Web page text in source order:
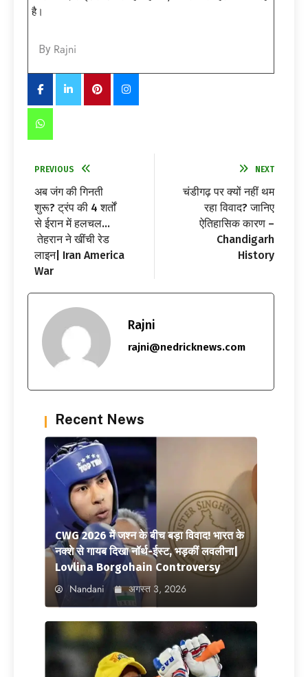
है।
By Rajni
PREVIOUS
अब जंग की गिनती
शुरू? ट्रंप की 4 शर्तों
से ईरान में हलचल…
तेहरान ने खींची रेड
लाइन| Iran America
War
NEXT
चंडीगढ़ पर क्यों नहीं थम
रहा विवाद? जानिए
ऐतिहासिक कारण –
Chandigarh
History
Rajni
rajni@nedricknews.com
Recent News
CWG 2026 में जश्न के बीच बड़ा विवाद! भारत के
नक्शे से गायब दिखा नॉर्थ-ईस्ट, भड़कीं लवलीना|
Lovlina Borgohain Controversy
Nandani अगस्त 3, 2026